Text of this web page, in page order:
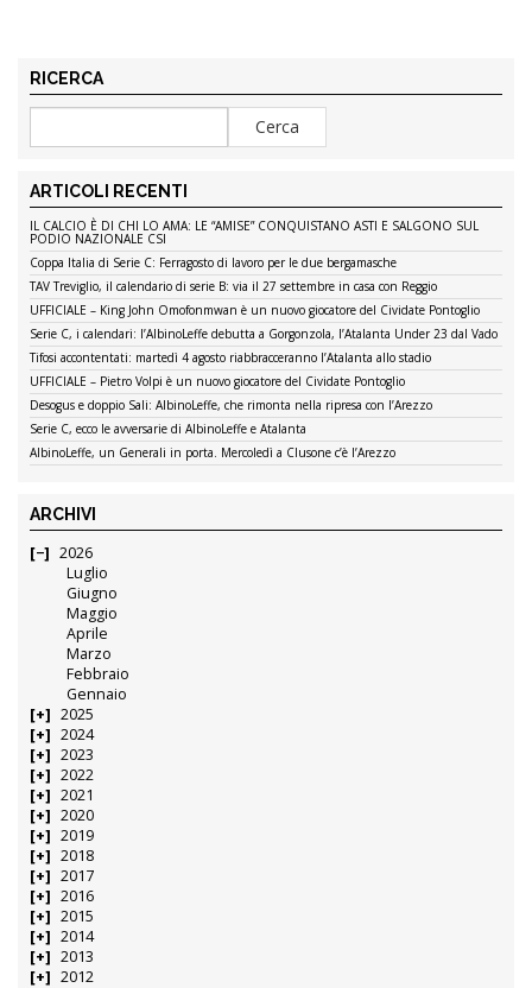
RICERCA
ARTICOLI RECENTI
IL CALCIO È DI CHI LO AMA: LE “AMISE” CONQUISTANO ASTI E SALGONO SUL
PODIO NAZIONALE CSI
Coppa Italia di Serie C: Ferragosto di lavoro per le due bergamasche
TAV Treviglio, il calendario di serie B: via il 27 settembre in casa con Reggio
UFFICIALE – King John Omofonmwan è un nuovo giocatore del Cividate Pontoglio
Serie C, i calendari: l’AlbinoLeffe debutta a Gorgonzola, l’Atalanta Under 23 dal Vado
Tifosi accontentati: martedì 4 agosto riabbracceranno l’Atalanta allo stadio
UFFICIALE – Pietro Volpi è un nuovo giocatore del Cividate Pontoglio
Desogus e doppio Sali: AlbinoLeffe, che rimonta nella ripresa con l’Arezzo
Serie C, ecco le avversarie di AlbinoLeffe e Atalanta
AlbinoLeffe, un Generali in porta. Mercoledì a Clusone c’è l’Arezzo
ARCHIVI
2026
Luglio
Giugno
Maggio
Aprile
Marzo
Febbraio
Gennaio
2025
2024
2023
2022
2021
2020
2019
2018
2017
2016
2015
2014
2013
2012